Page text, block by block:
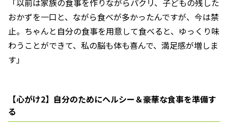
おかずを一口と、ながら食べが多かったんですが、今は禁
止。ちゃんと自分の食事を用意して食べると、ゆっくり味
わうことができて、私の脳も体も喜んで、満足感が増しま
す」
【心がけ2】自分のためにヘルシー＆豪華な食事を準備す
る